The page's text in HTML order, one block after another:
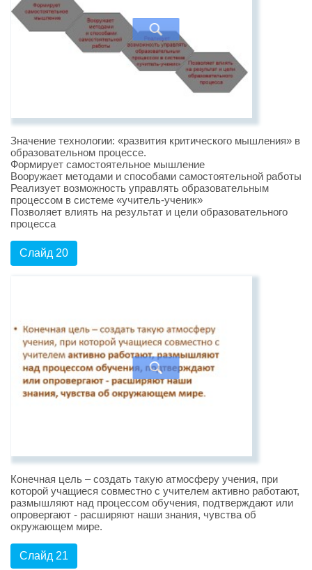
Значение технологии: «развития критического мышления» в
образовательном процессе.
Формирует самостоятельное мышление
Вооружает методами и способами самостоятельной работы
Реализует возможность управлять образовательным
процессом в системе «учитель-ученик»
Позволяет влиять на результат и цели образовательного
процесса
Слайд 20
Конечная цель – создать такую атмосферу учения, при
которой учащиеся совместно с учителем активно работают,
размышляют над процессом обучения, подтверждают или
опровергают - расширяют наши знания, чувства об
окружающем мире.
Слайд 21